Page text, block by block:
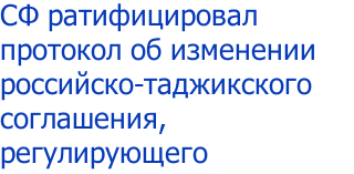
СФ ратифицировал
протокол об изменении
российско-таджикского
соглашения,
регулирующего